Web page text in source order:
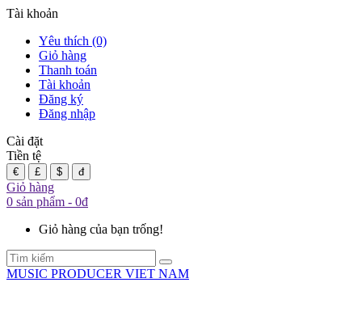
Tài khoản
Yêu thích (0)
Giỏ hàng
Thanh toán
Tài khoản
Đăng ký
Đăng nhập
Cài đặt
Tiền tệ
€ £ $ đ
Giỏ hàng
0 sản phẩm - 0đ
Giỏ hàng của bạn trống!
MUSIC PRODUCER VIET NAM